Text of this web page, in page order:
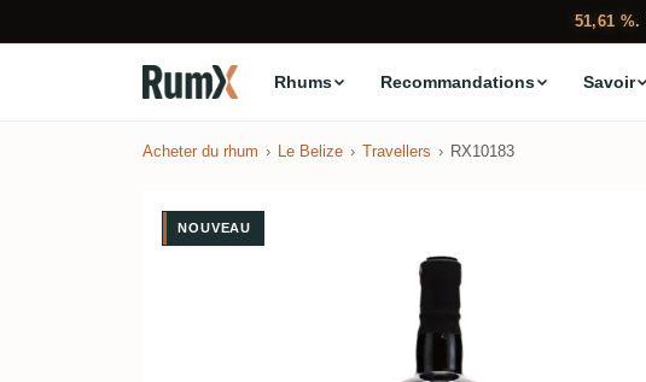
51,61 %.
Rhums Recommandations Savoir
Acheter du rhum Le Belize Travellers RX10183
NOUVEAU